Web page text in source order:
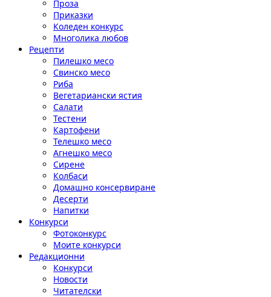
Проза
Приказки
Коледен конкурс
Многолика любов
Рецепти
Пилешко месо
Свинско месо
Риба
Вегетариански ястия
Салати
Тестени
Картофени
Телешко месо
Агнешко месо
Сирене
Колбаси
Домашно консервиране
Десерти
Напитки
Конкурси
Фотоконкурс
Моите конкурси
Редакционни
Конкурси
Новости
Читателски